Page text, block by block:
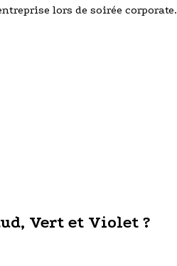
lors de soirée corporate.
Vert et Violet ?